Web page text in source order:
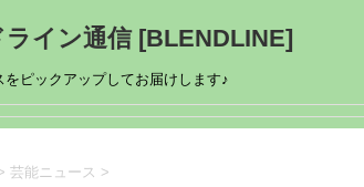
ライン通信 [BLENDLINE]
をピックアップしてお届けします♪
芸能ニュース >